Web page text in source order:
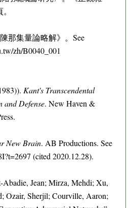
那集量論略解》。See
zh/B0040_001
Kant's Transcendental
and Defense. New Haven &
New Brain. AB Productions. See
(cited 2020.12.28).
Abadie, Jean; Mirza, Mehdi; Xu,
Ozair, Sherjil; Courville, Aaron;